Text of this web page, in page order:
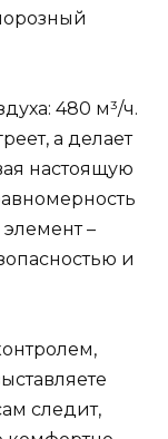
480 м³/ч.
а делает
настоящую
–
и
следит,